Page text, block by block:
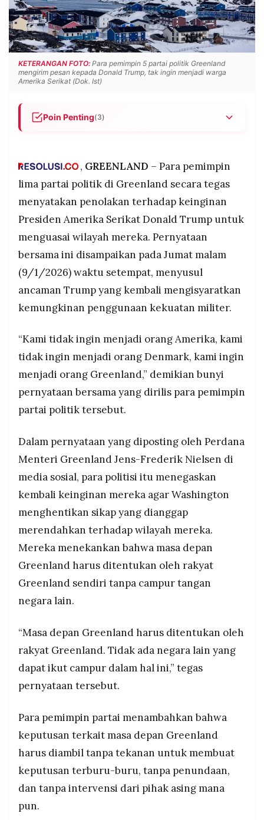
POLICY WARGA
INFORMASI
IKLAN
KIRIM
TULISAN
PENGADUAN TERM
OF
SERVICE
IKUTI
PT.
MEDIA
PRAMUDITA
Resolusi.co
PT.
RESOLUSI
MEDIA
PRAMUDITA
KETERANGAN FOTO: Para pemimpin 5 partai politik Greenland
mengirim pesan kepada Donald Trump, tak ingin menjadi warga
Amerika Serikat (Dok. Ist)
Poin Penting(3)
dengan tegas menyatakan ingin tetap menjadi
untuk menguasai Greenland dengan alasan
keamanan nasional AS dari ancaman Rusia dan
China, meski tidak ada klaim resmi kedua negara
tersebut.
Jajak pendapat menunjukkan 85 persen warga
Greenland menolak bergabung dengan AS,
sementara Denmark dan sekutu Eropa
menyatakan keterkejutan atas ancaman Trump.
, GREENLAND – Para pemimpin
lima partai politik di Greenland secara tegas
menyatakan penolakan terhadap keinginan
Presiden Amerika Serikat Donald Trump untuk
menguasai wilayah mereka. Pernyataan
bersama ini disampaikan pada Jumat malam
(9/1/2026) waktu setempat, menyusul
ancaman Trump yang kembali mengisyaratkan
kemungkinan penggunaan kekuatan militer.
“Kami tidak ingin menjadi orang Amerika, kami
tidak ingin menjadi orang Denmark, kami ingin
menjadi orang Greenland,” demikian bunyi
pernyataan bersama yang dirilis para pemimpin
partai politik tersebut.
Dalam pernyataan yang diposting oleh Perdana
Menteri Greenland Jens-Frederik Nielsen di
media sosial, para politisi itu menegaskan
kembali keinginan mereka agar Washington
menghentikan sikap yang dianggap
merendahkan terhadap wilayah mereka.
Mereka menekankan bahwa masa depan
Greenland harus ditentukan oleh rakyat
Greenland sendiri tanpa campur tangan
negara lain.
“Masa depan Greenland harus ditentukan oleh
rakyat Greenland. Tidak ada negara lain yang
dapat ikut campur dalam hal ini,” tegas
pernyataan tersebut.
Para pemimpin partai menambahkan bahwa
keputusan terkait masa depan Greenland
harus diambil tanpa tekanan untuk membuat
keputusan terburu-buru, tanpa penundaan,
dan tanpa intervensi dari pihak asing mana
pun.